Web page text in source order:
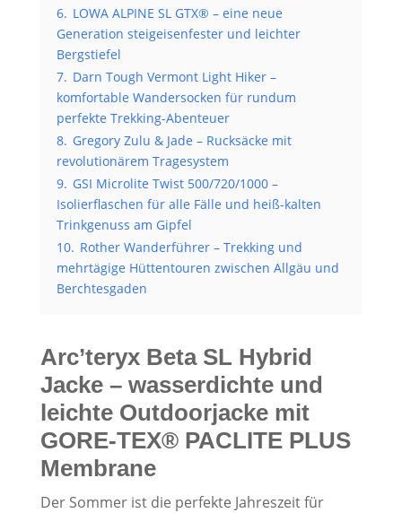
6. LOWA ALPINE SL GTX® – eine neue
Generation steigeisenfester und leichter
Bergstiefel
7. Darn Tough Vermont Light Hiker –
komfortable Wandersocken für rundum
perfekte Trekking-Abenteuer
8. Gregory Zulu & Jade – Rucksäcke mit
revolutionärem Tragesystem
9. GSI Microlite Twist 500/720/1000 –
Isolierflaschen für alle Fälle und heiß-kalten
Trinkgenuss am Gipfel
10. Rother Wanderführer – Trekking und
mehrtägige Hüttentouren zwischen Allgäu und
Berchtesgaden
Arc’teryx Beta SL Hybrid
Jacke – wasserdichte und
leichte Outdoorjacke mit
GORE-TEX® PACLITE PLUS
Membrane
Der Sommer ist die perfekte Jahreszeit für